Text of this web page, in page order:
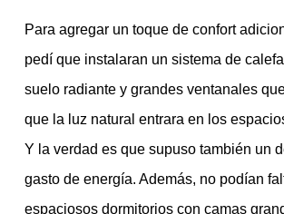
Para agregar un toque de confort
pedí que instalaran un sistema de
suelo radiante y grandes ventanales
que la luz natural entrara en los
Y la verdad es que supuso también un
gasto de energía. Además, no podían
espaciosos dormitorios con camas